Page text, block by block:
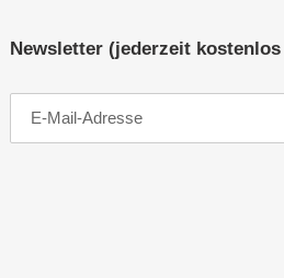
Newsletter (jederzeit